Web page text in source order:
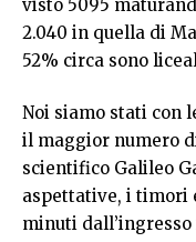
visto 5095
2.040 in quella di
52% circa sono
Noi siamo stati con
il maggior numero
scientifico Galileo
aspettative, i timori
minuti dall’ingresso